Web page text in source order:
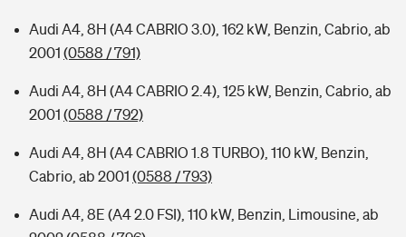
Audi A4, 8H (A4 CABRIO 3.0), 162 kW, Benzin, Cabrio, ab
2001 (0588 / 791)
Audi A4, 8H (A4 CABRIO 2.4), 125 kW, Benzin, Cabrio, ab
2001 (0588 / 792)
Audi A4, 8H (A4 CABRIO 1.8 TURBO), 110 kW, Benzin,
Cabrio, ab 2001 (0588 / 793)
Audi A4, 8E (A4 2.0 FSI), 110 kW, Benzin, Limousine, ab